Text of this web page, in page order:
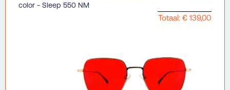
color - Sleep 550 NM
Totaal: € 139,00